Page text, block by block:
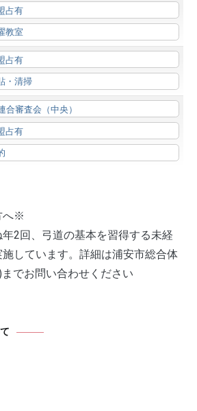
占有
教室
占有
・清掃
合審査会（中央）
占有
へ※
2回、弓道の基本を習得する未経
しています。詳細は浦安市総合体
でお問い合わせください